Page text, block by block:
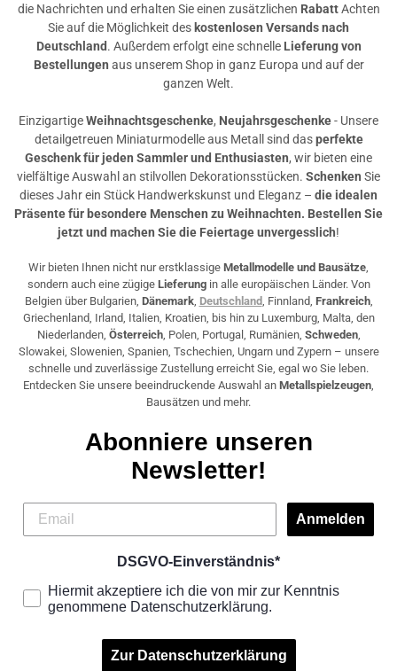
die Nachrichten und erhalten Sie einen zusätzlichen RabattAchten
Sie auf die Möglichkeit deskostenlosen Versands nach
Deutschland. Außerdem erfolgt eine schnelle Lieferung von
Bestellungen aus unserem Shop in ganz Europa und auf der
ganzen Welt.
EinzigartigeWeihnachtsgeschenke, Neujahrsgeschenke- Unsere
detailgetreuen Miniaturmodelle aus Metall sind dasperfekte
Geschenk für jeden Sammler und Enthusiasten, wir bieten eine
vielfältige Auswahl an stilvollen Dekorationsstücken. Schenken Sie
dieses Jahr ein Stück Handwerkskunst und Eleganz – die idealen
Präsente für besondere Menschen zu Weihnachten. Bestellen Sie
jetzt und machen Sie die Feiertage unvergesslich!
Wir bieten Ihnen nicht nur erstklassige Metallmodelle und Bausätze
sondern auch eine zügige Lieferungin alle europäischen Länder. Von
Belgien über Bulgarien, Dänemark, Deutschland, Finnland, Frankreich,
Griechenland, Irland, Italien, Kroatien, bis hin zu Luxemburg, Malta, den
Niederlanden, Österreich, Polen, Portugal, Rumänien, Schweden,
Slowakei, Slowenien, Spanien, Tschechien, Ungarn und Zypern – unsere
schnelle und zuverlässige Zustellung erreicht Sie, egal wo Sie leben.
Entdecken Sie unsere beeindruckende Auswahl an Metallspielzeugen
Bausätzen und mehr.
Abonniere unseren
Newsletter!
Anmelden
DSGVO-Einverständnis*
Hiermit akzeptiere ich die von mir zur Kenntnis
genommene Datenschutzerklärung.
Zur Datenschutzerklärung